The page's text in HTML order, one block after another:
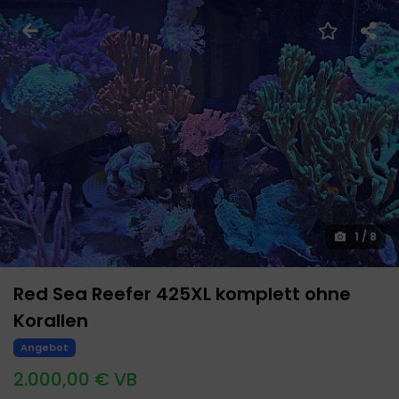
1 / 8
Red Sea Reefer 425XL komplett ohne
Korallen
Angebot
2.000,00 € VB